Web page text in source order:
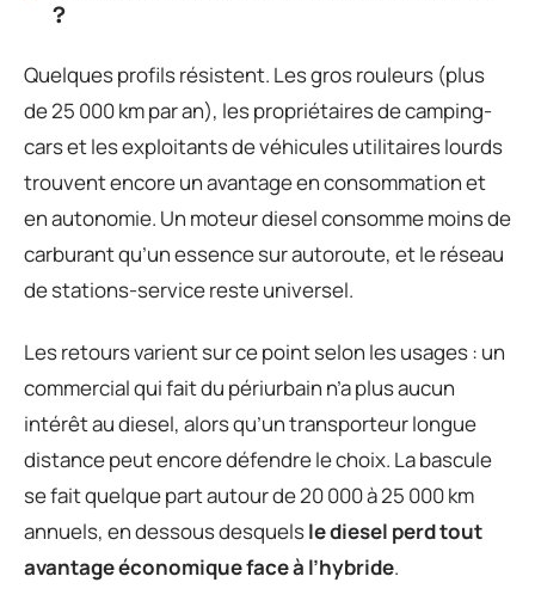
?
Quelques profils résistent. Les gros rouleurs (plus
de 25 000 km par an), les propriétaires de camping-
cars et les exploitants de véhicules utilitaires lourds
trouvent encore un avantage en consommation et
en autonomie. Un moteur diesel consomme moins de
carburant qu’un essence sur autoroute, et le réseau
de stations-service reste universel.
Les retours varient sur ce point selon les usages : un
commercial qui fait du périurbain n’a plus aucun
intérêt au diesel, alors qu’un transporteur longue
distance peut encore défendre le choix. La bascule
se fait quelque part autour de 20 000 à 25 000 km
annuels, en dessous desquelsle diesel perd tout
avantage économique face à l’hybride.